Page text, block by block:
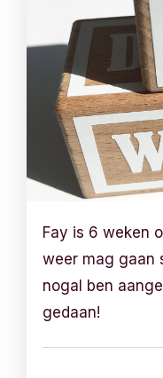
Fay is 6 weken
weer mag gaan
nogal ben
gedaan!